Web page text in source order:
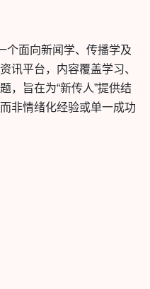
个面向新闻学、传播学及
讯平台，内容覆盖学习、
，旨在为“新传人”提供结
非情绪化经验或单一成功